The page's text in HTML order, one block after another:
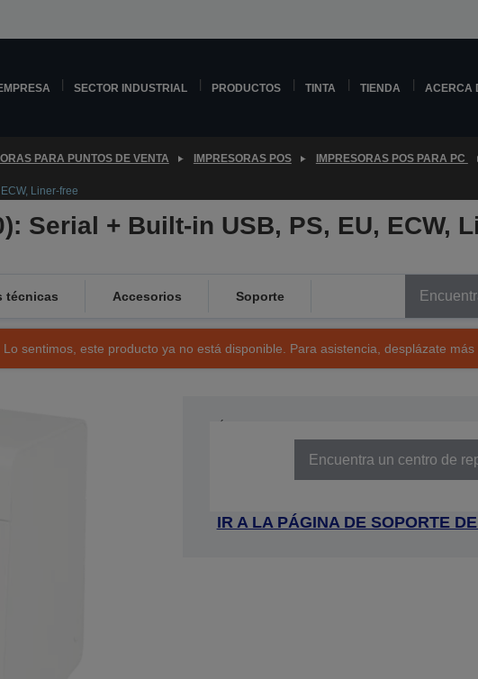
SECTOR INDUSTRIAL PRODUCTOS TINTA TIENDA ACERCA
PARA PUNTOS DE VENTA IMPRESORAS POS IMPRESORAS POS PARA PC
Liner-free
Serial + Built-in USB, PS, EU, ECW,
técnicas Accesorios Soporte
sentimos, este producto ya no está disponible. Para asistencia, desplázate más
Encuentra un centro de
IR A LA PÁGINA DE SOPORTE